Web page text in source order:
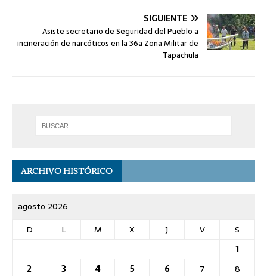
SIGUIENTE
Asiste secretario de Seguridad del Pueblo a
incineración de narcóticos en la 36a Zona Militar de
Tapachula
ARCHIVO HISTÓRICO
agosto 2026
D
L M X J V
S
1
2
3 4 5 6 7
8